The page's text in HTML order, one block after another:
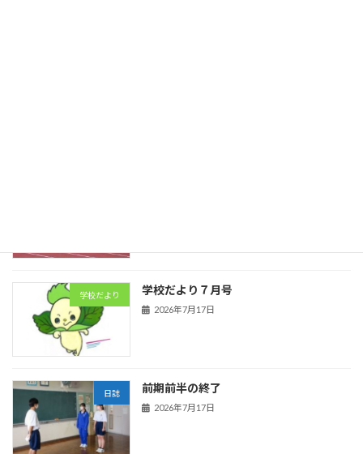
学校だより 学校だより７月号
2026年7月17日
日誌 前期前半の終了
2026年7月17日